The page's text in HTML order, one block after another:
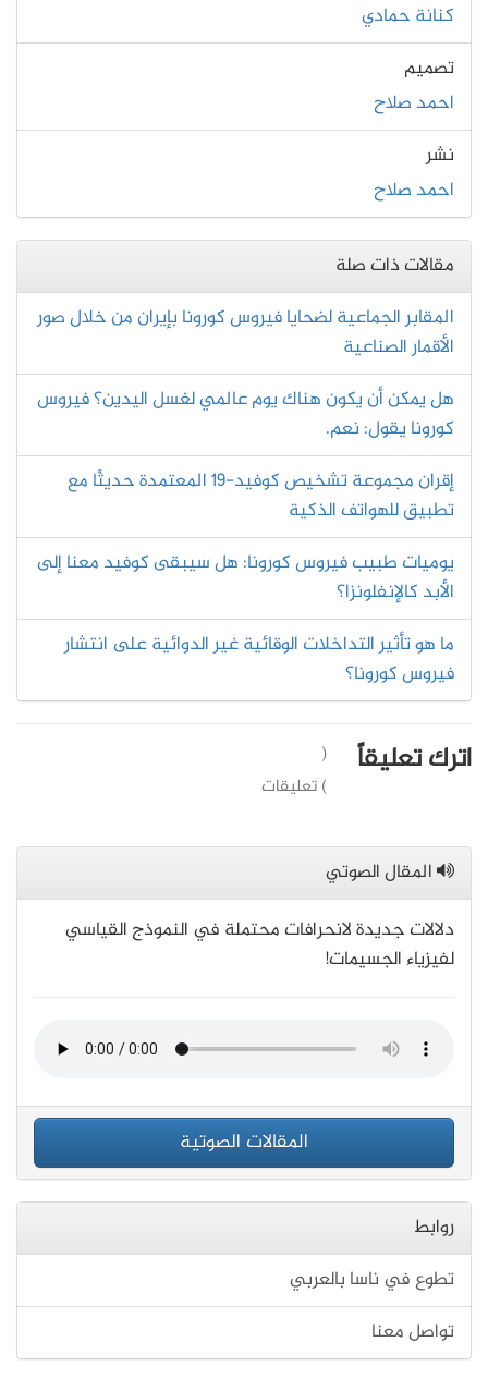
كنانة حمادي
تصميم
احمد صلاح
نشر
احمد صلاح
مقالات ذات صلة
المقابر الجماعية لضحايا فيروس كورونا بإيران من خلال صور
الأقمار الصناعية
هل يمكن أن يكون هناك يوم عالمي لغسل اليدين؟ فيروس
كورونا يقول: نعم.
إقران مجموعة تشخيص كوفيد-19 المعتمدة حديثًا مع
تطبيق للهواتف الذكية
يوميات طبيب فيروس كورونا: هل سيبقى كوفيد معنا إلى
الأبد كالإنفلونزا؟
ما هو تأثير التداخلات الوقائية غير الدوائية على انتشار
فيروس كورونا؟
اترك تعليقاً
(
) تعليقات
المقال الصوتي
دلالات جديدة لانحرافات محتملة في النموذج القياسي
لفيزياء الجسيمات!
المقالات الصوتية
روابط
تطوع في ناسا بالعربي
تواصل معنا